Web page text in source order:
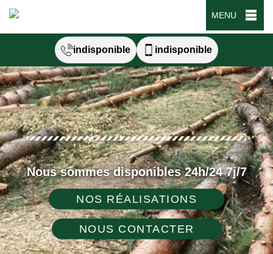
MENU
indisponible indisponible
Nous sommes disponibles 24h/24 7j/7
NOS RÉALISATIONS
NOUS CONTACTER